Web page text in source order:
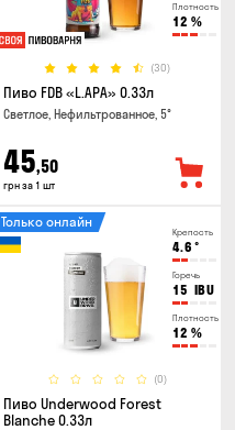
Плотность
12 %
(30)
Пиво FDB «L.APA» 0.33л
Светлое, Нефильтрованное, 5°
45,50
грн за 1 шт
Крепость
4.6 °
Горечь
15 IBU
Плотность
12 %
(0)
Только онлайн
Пиво Underwood Forest
Blanche 0.33л